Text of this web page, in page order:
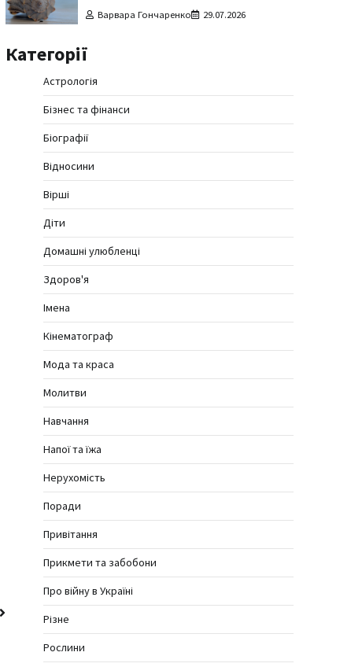
Варвара Гончаренко 29.07.2026
Категорії
Астрологія
Бізнес та фінанси
Біографії
Відносини
Вірші
Діти
Домашні улюбленці
Здоров'я
Імена
Кінематограф
Мода та краса
Молитви
Навчання
Напої та їжа
Нерухомість
Поради
Привітання
Прикмети та забобони
Про війну в Україні
Різне
Рослини